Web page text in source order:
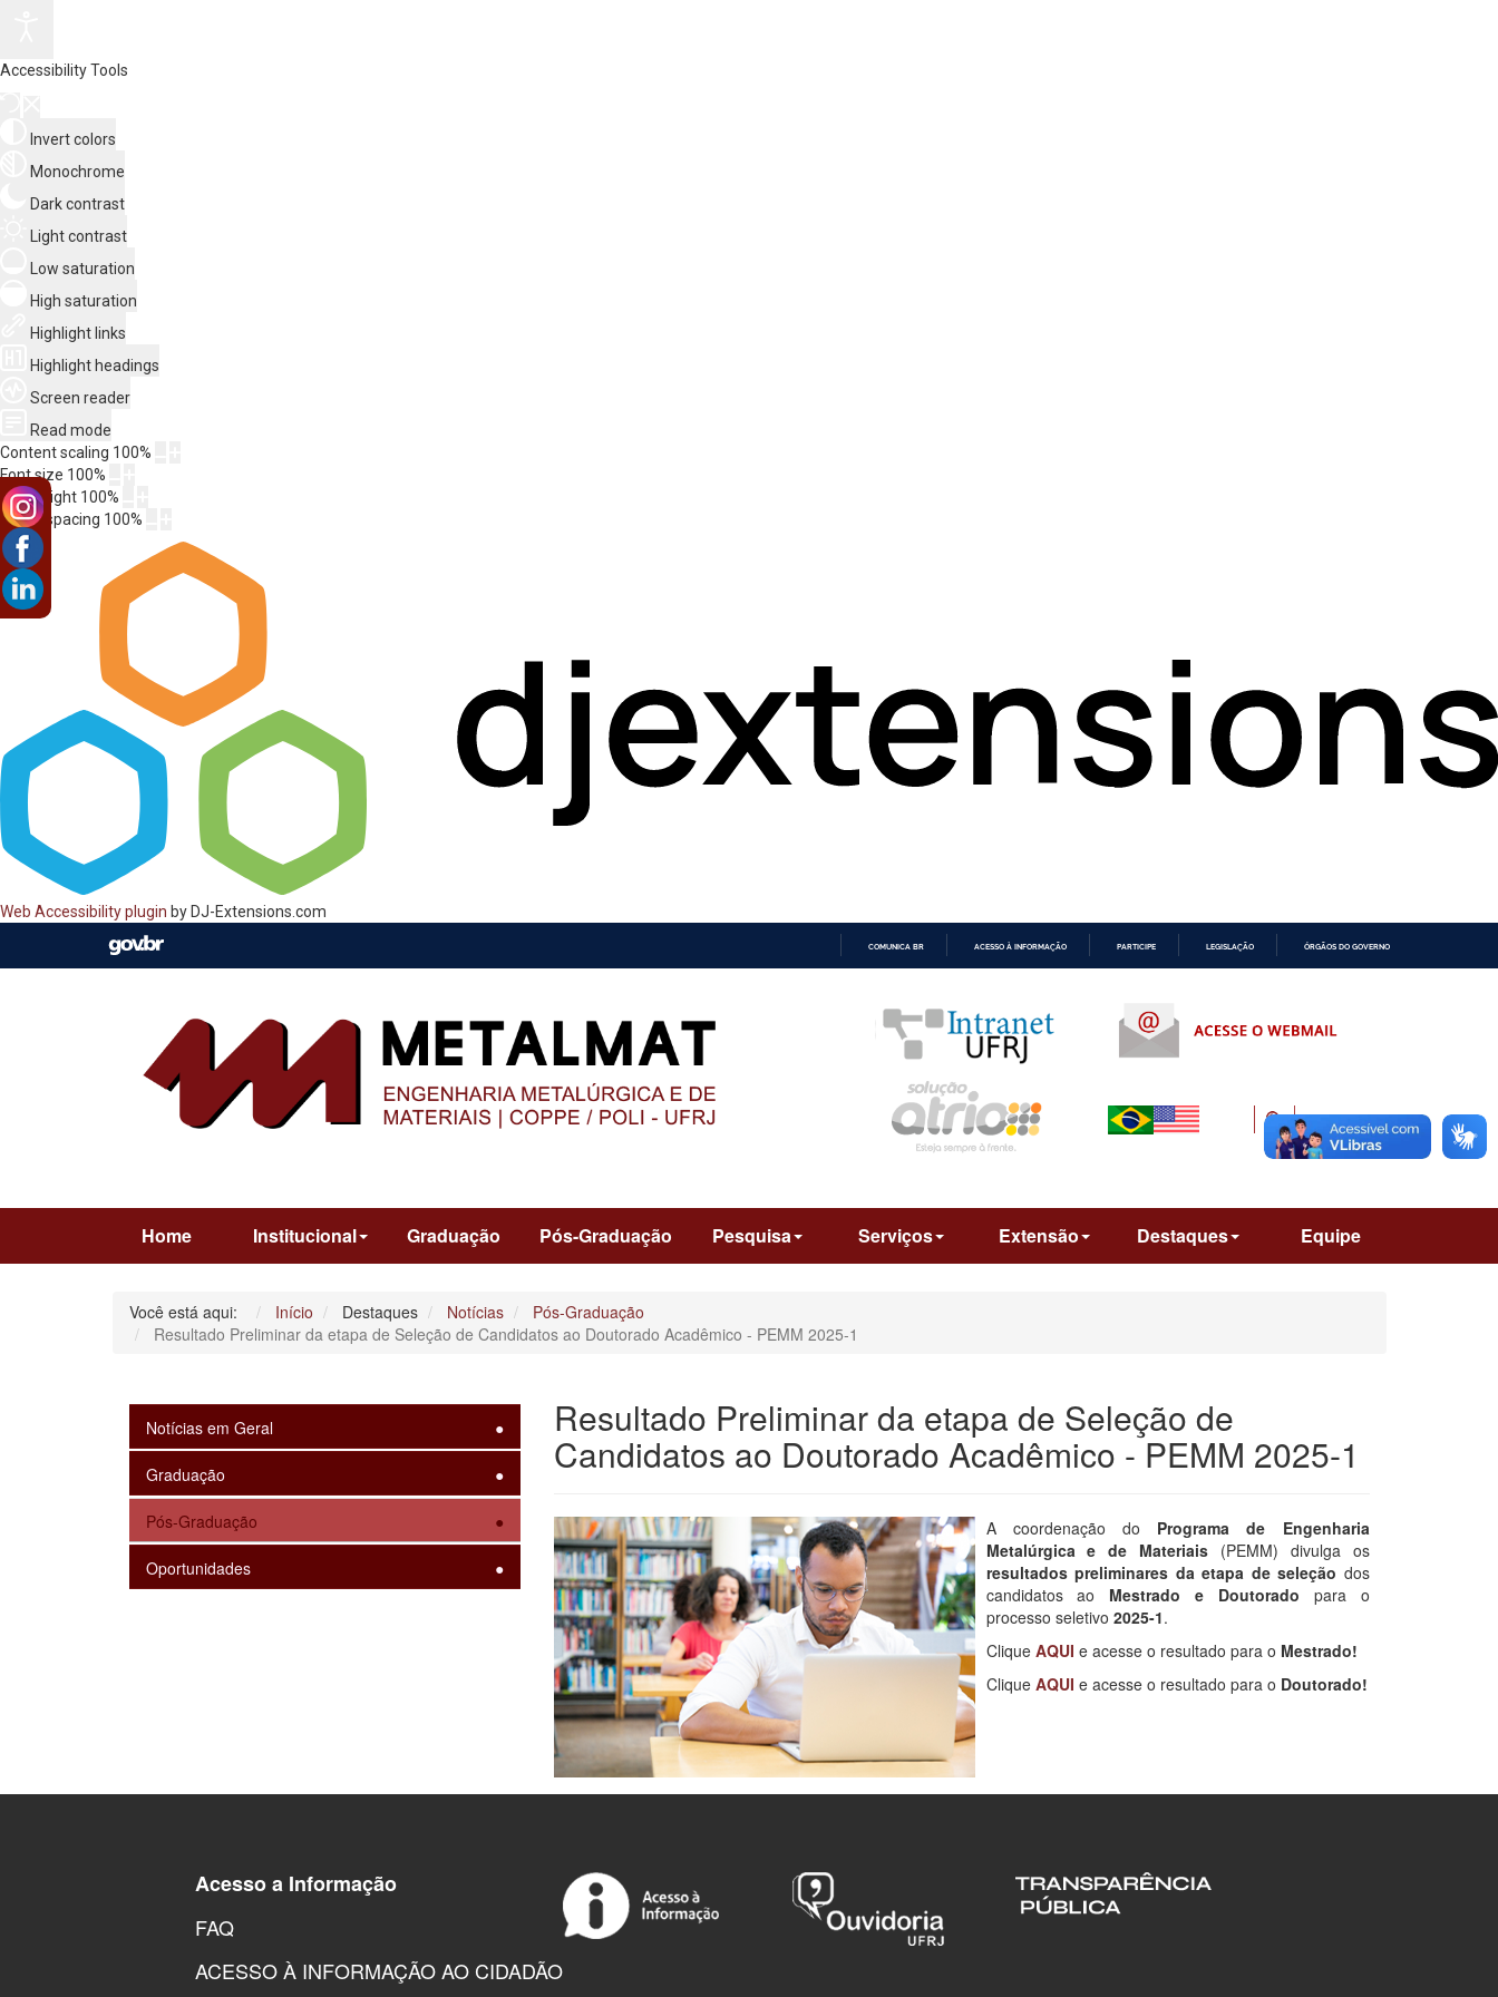
Accessibility Tools
Invert colors
Monochrome
Dark contrast
Light contrast
Low saturation
High saturation
Highlight links
Highlight headings
Screen reader
Read mode
Content scaling 100%
Font size 100%
Line height 100%
Letter spacing 100%
Web Accessibility plugin by DJ-Extensions.com
COMUNICA BR ACESSO À INFORMAÇÃO PARTICIPE LEGISLAÇÃO ÓRGÃOS DO GOVERNO
Home Institucional Graduação Pós-Graduação Pesquisa Serviços Extensão Destaques Equipe
Você está aqui: Início Destaques Notícias
Pós-Graduação
Resultado Preliminar da etapa de Seleção de Candidatos ao Doutorado Acadêmico - PEMM 2025-1
Notícias em Geral
Graduação
Pós-Graduação
Oportunidades
Resultado Preliminar da etapa de Seleção de
Candidatos ao Doutorado Acadêmico - PEMM 2025-1
A coordenação do Programa de Engenharia
Metalúrgica e de Materiais (PEMM) divulga os
resultados preliminares da etapa de seleção dos
candidatos ao Mestrado e Doutorado para o
processo seletivo 2025-1.
Clique AQUI e acesse o resultado para o Mestrado!
Clique AQUI e acesse o resultado para o Doutorado!
Acesso a Informação
FAQ
ACESSO À INFORMAÇÃO AO CIDADÃO